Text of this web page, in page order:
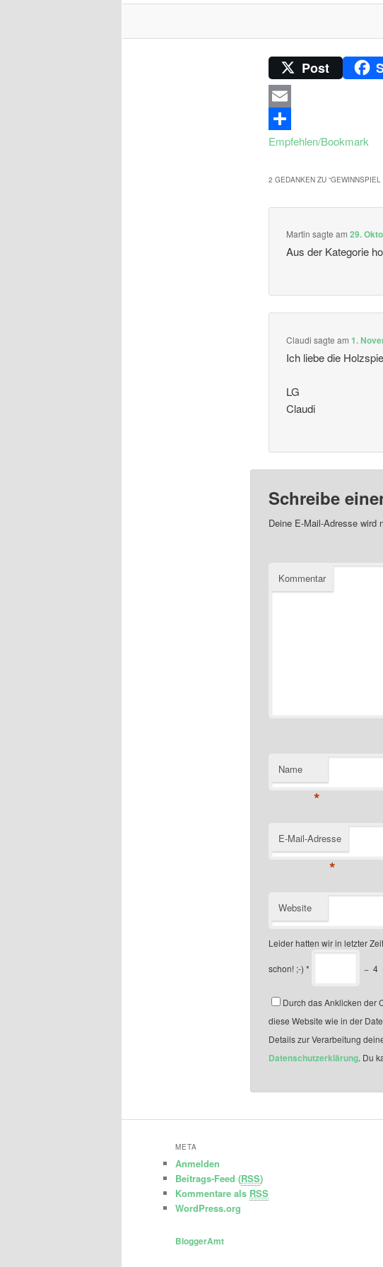
Post
Email
Empfehlen/Bookmark
2 GEDANKEN ZU “GEWINNSPIEL
Martin sagte am29.
Aus der Kategorie
Claudi sagte am1.
Ich liebe die
LG
Claudi
Schreibe
Deine E-Mail-Adresse wird
Kommentar
Name
*
E-Mail-Adresse
*
Website
Leider hatten wir in letzter
schon! ;-) * − 4
Durch das Anklicken der
diese Website wie in der
Details zur Verarbeitung
Datenschutzerklärung. Du
META
Anmelden
Beitrags-Feed (RSS)
Kommentare als RSS
WordPress.org
BloggerAmt